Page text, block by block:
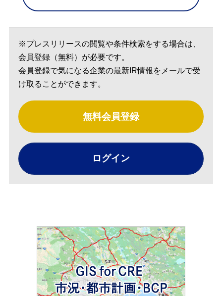
※プレスリリースの閲覧や条件検索をする場合は、
会員登録（無料）が必要です。
会員登録で気になる企業の最新IR情報をメールで受
け取ることができます。
無料会員登録
ログイン